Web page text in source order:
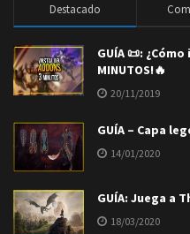
Destacado
GUÍA 📜: ¿Cómo
MINUTOS!🔥
20/11/2019
GUÍA – Capa
14/01/2020
GUÍA: Juega a
18/03/2020